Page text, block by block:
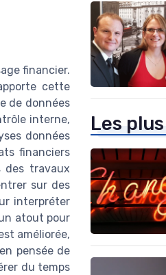
financier.
cette
de données
interne,
données
financiers
des travaux
sur des
interpréter
atout pour
améliorée,
pensée de
du temps
Les